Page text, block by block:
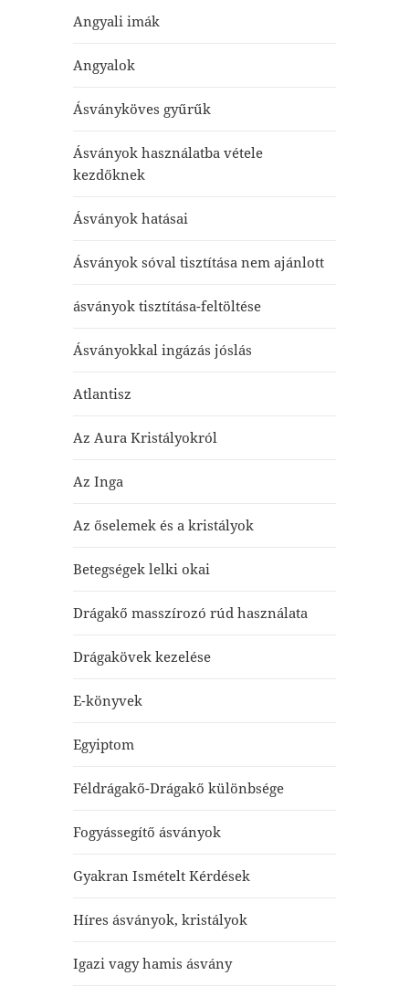
Angyali imák
Angyalok
Ásványköves gyűrűk
Ásványok használatba vétele
kezdőknek
Ásványok hatásai
Ásványok sóval tisztítása nem ajánlott
ásványok tisztítása-feltöltése
Ásványokkal ingázás jóslás
Atlantisz
Az Aura Kristályokról
Az Inga
Az őselemek és a kristályok
Betegségek lelki okai
Drágakő masszírozó rúd használata
Drágakövek kezelése
E-könyvek
Egyiptom
Féldrágakő-Drágakő különbsége
Fogyássegítő ásványok
Gyakran Ismételt Kérdések
Híres ásványok, kristályok
Igazi vagy hamis ásvány